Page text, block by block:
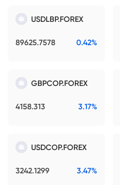
USDLBP.FOREX
89625.7578 0.42%
GBPCOP.FOREX
4158.313 3.17%
USDCOP.FOREX
3242.1299 3.47%